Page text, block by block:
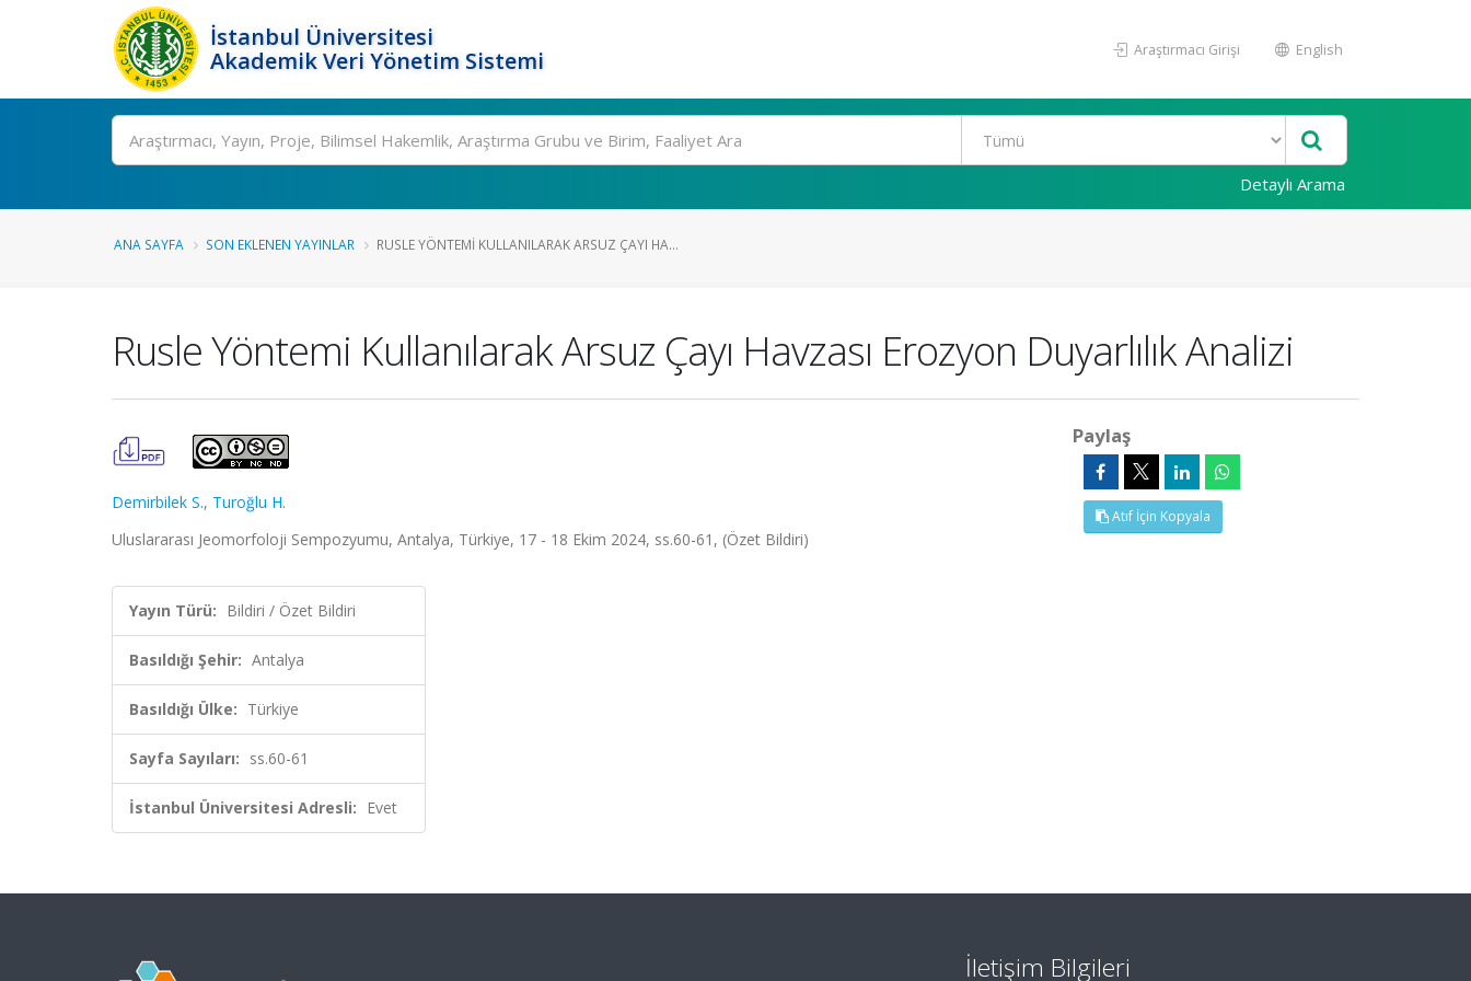
İstanbul Üniversitesi
Akademik Veri Yönetim Sistemi
Araştırmacı Girişi English
Ara
Detaylı Arama
ANA SAYFA SON EKLENEN YAYINLAR RUSLE YÖNTEMI KULLANILARAK ARSUZ ÇAYI HA...
Rusle Yöntemi Kullanılarak Arsuz Çayı Havzası Erozyon Duyarlılık Analizi
Demirbilek S., Turoğlu H.
Uluslararası Jeomorfoloji Sempozyumu, Antalya, Türkiye, 17 - 18 Ekim 2024, ss.60-61, (Özet Bildiri)
Yayın Türü: Bildiri / Özet Bildiri
Basıldığı Şehir: Antalya
Basıldığı Ülke: Türkiye
Sayfa Sayıları: ss.60-61
İstanbul Üniversitesi Adresli: Evet
Paylaş
Atıf İçin Kopyala
İletişim Bilgileri